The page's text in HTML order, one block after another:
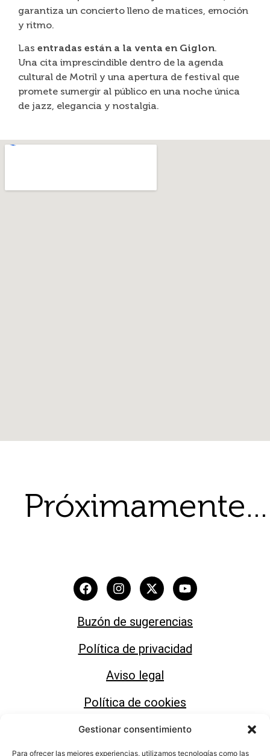
Gestionar consentimiento
Para ofrecer las mejores experiencias, utilizamos tecnologías como las
garantiza un concierto lleno de matices, emoción
y ritmo.
Las entradas están a la venta en Giglon.
Una cita imprescindible dentro de la agenda
cultural de Motril y una apertura de festival que
promete sumergir al público en una noche única
de jazz, elegancia y nostalgia.
Próximamente...
Buzón de sugerencias
Política de privacidad
Aviso legal
Política de cookies